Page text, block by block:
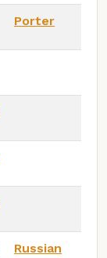
Porter
Russian